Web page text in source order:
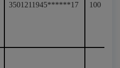
3501211945******17 100